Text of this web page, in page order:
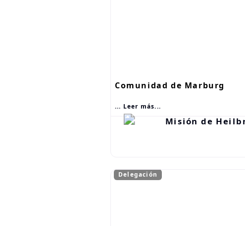
Comunidad de Marburg
... Leer más...
Delegación